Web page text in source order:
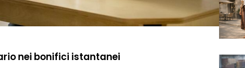
nei bonifici istantanei